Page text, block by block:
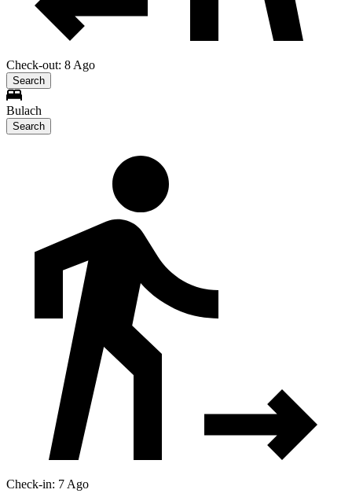
Check-out: 8 Ago
Search
Bulach
Search
Check-in: 7 Ago